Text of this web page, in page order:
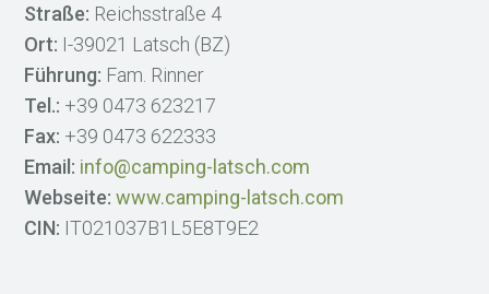
Straße: Reichsstraße 4
Ort: I-39021 Latsch (BZ)
Führung: Fam. Rinner
Tel.: +39 0473 623217
Fax: +39 0473 622333
Email: info@camping-latsch.com
Webseite:www.camping-latsch.com
CIN: IT021037B1L5E8T9E2